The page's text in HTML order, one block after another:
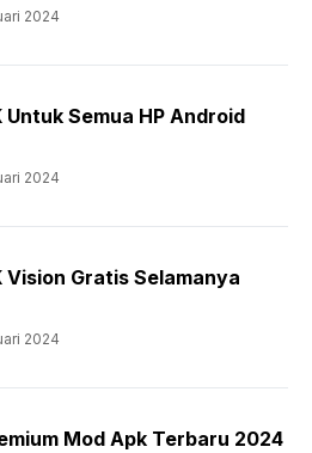
2024
Untuk Semua HP Android
2024
Gratis Selamanya
2024
Mod Apk Terbaru 2024